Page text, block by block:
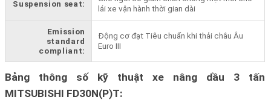
Suspension seat:
lái xe vận hành thời gian dài
Emission
standard
compliant:
Động cơ đạt Tiêu chuẩn khi thải châu Âu
Euro III
Bảng thông số kỹ thuật xe nâng dầu 3 tấn
MITSUBISHI FD30N(P)T: